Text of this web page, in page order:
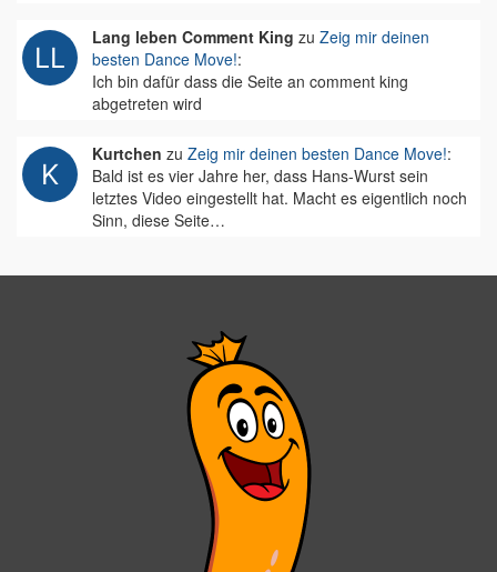
Lang leben Comment King zu Zeig mir deinen
besten Dance Move!:
Ich bin dafür dass die Seite an comment king
abgetreten wird
Kurtchen zu Zeig mir deinen besten Dance Move!:
Bald ist es vier Jahre her, dass Hans-Wurst sein
letztes Video eingestellt hat. Macht es eigentlich noch
Sinn, diese Seite…